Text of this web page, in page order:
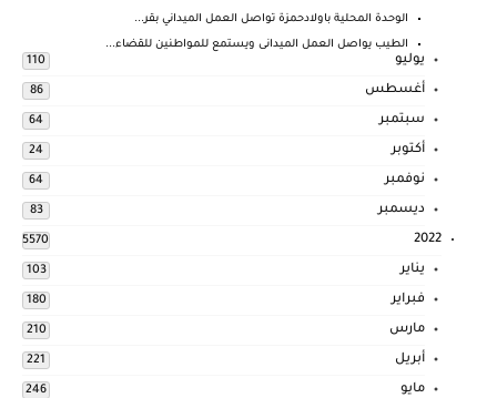
الوحدة المحلية باولادحمزة تواصل العمل الميداني بقر...
الطيب يواصل العمل الميدانى ويستمع للمواطنين للقضاء...
يوليو 110
أغسطس 86
سبتمبر 64
أكتوبر 24
نوفمبر 64
ديسمبر 83
2022
5570
يناير 103
فبراير 180
مارس 210
أبريل 221
مايو 246